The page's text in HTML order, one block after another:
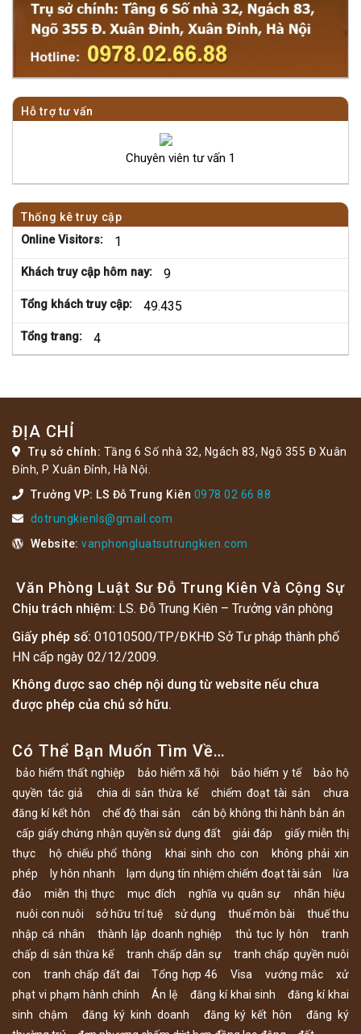
Hỗ trợ tư vấn
Chuyên viên tư vấn 1
Thống kê truy cập
Online Visitors: 1
Khách truy cập hôm nay: 9
Tổng khách truy cập: 49.435
Tổng trang: 4
ĐỊA CHỈ
Trụ sở chính: Tầng 6 Số nhà 32, Ngách 83, Ngõ 355 Đ Xuân
Đỉnh, P Xuân Đỉnh, Hà Nội.
Trưởng VP: LS Đỗ Trung Kiên 0978 02 66 88
dotrungkienls@gmail.com
Website: vanphongluatsutrungkien.com
Văn Phòng Luật Sư Đỗ Trung Kiên Và Cộng Sự
Chịu trách nhiệm: LS. Đỗ Trung Kiên – Trưởng văn phòng
Giấy phép số: 01010500/TP/ĐKHĐ Sở Tư pháp thành phố
HN cấp ngày 02/12/2009.
Không được sao chép nội dung từ website nếu chưa
được phép của chủ sở hữu.
Có Thể Bạn Muốn Tìm Về…
bảo hiểm thất nghiệp bảo hiểm xã hội bảo hiểm y tế
bảo hộ
quyền tác giả
chia di sản thừa kế chiếm đoạt tài sản
chưa
đăng kí kết hôn
chế độ thai sản
cán bộ không thi hành bản án
cấp giấy chứng nhận quyền sử dụng đất
giải đáp
giấy miễn thị
thực
hộ chiếu phổ thông khai sinh cho con
không phải xin
phép
ly hôn nhanh lạm dụng tín nhiệm chiếm đoạt tài sản
lừa
đảo
miễn thị thực mục đích nghĩa vụ quân sự
nhãn hiệu
nuôi con nuôi
sở hữu trí tuệ sử dụng thuế môn bài
thuế thu
nhập cá nhân
thành lập doanh nghiệp thủ tục ly hôn
tranh
chấp di sản thừa kế
tranh chấp dân sự
tranh chấp quyền nuôi
con
tranh chấp đất đai Tổng hợp 46 Visa vướng mắc
xử
phạt vi phạm hành chính
Án lệ đăng kí khai sinh
đăng kí khai
sinh chậm
đăng ký kinh doanh đăng ký kết hôn
đăng ký